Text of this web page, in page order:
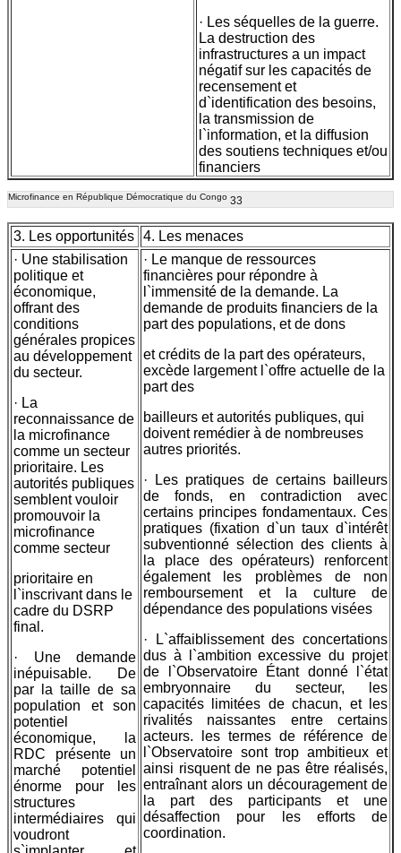
· Les séquelles de la guerre.
La destruction des
infrastructures a un impact
négatif sur les capacités de
recensement et
d`identification des besoins,
la transmission de
l`information, et la diffusion
des soutiens techniques et/ou
financiers
Microfinance en République Démocratique du Congo 33
3. Les opportunités 4. Les menaces
· Une stabilisation
politique et
économique,
offrant des
conditions
générales propices
au développement
du secteur.
· La
reconnaissance de
la microfinance
comme un secteur
prioritaire. Les
autorités publiques
semblent vouloir
promouvoir la
microfinance
comme secteur
prioritaire en
l`inscrivant dans le
cadre du DSRP
final.
· Une demande
inépuisable. De
par la taille de sa
population et son
potentiel
économique, la
RDC présente un
marché potentiel
énorme pour les
structures
intermédiaires qui
voudront
· Le manque de ressources
financières pour répondre à
l`immensité de la demande. La
demande de produits financiers de la
part des populations, et de dons
et crédits de la part des opérateurs,
excède largement l`offre actuelle de la
part des
bailleurs et autorités publiques, qui
doivent remédier à de nombreuses
autres priorités.
· Les pratiques de certains bailleurs
de fonds, en contradiction avec
certains principes fondamentaux. Ces
pratiques (fixation d`un taux d`intérêt
subventionné sélection des clients à
la place des opérateurs) renforcent
également les problèmes de non
remboursement et la culture de
dépendance des populations visées
· L`affaiblissement des concertations
dus à l`ambition excessive du projet
de l`Observatoire Étant donné l`état
embryonnaire du secteur, les
capacités limitées de chacun, et les
rivalités naissantes entre certains
acteurs. les termes de référence de
l`Observatoire sont trop ambitieux et
ainsi risquent de ne pas être réalisés,
entraînant alors un découragement de
la part des participants et une
désaffection pour les efforts de
coordination.